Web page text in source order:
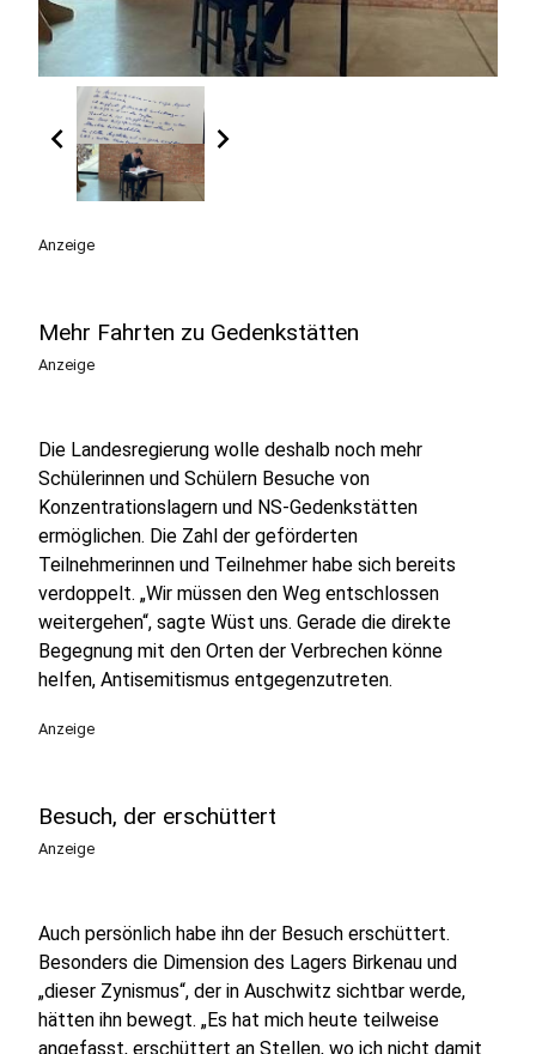
chevron_left chevron_right
Anzeige
Mehr Fahrten zu Gedenkstätten
Anzeige
Die Landesregierung wolle deshalb noch mehr
Schülerinnen und Schülern Besuche von
Konzentrationslagern und NS-Gedenkstätten
ermöglichen. Die Zahl der geförderten
Teilnehmerinnen und Teilnehmer habe sich bereits
verdoppelt. „Wir müssen den Weg entschlossen
weitergehen“, sagte Wüst uns. Gerade die direkte
Begegnung mit den Orten der Verbrechen könne
helfen, Antisemitismus entgegenzutreten.
Anzeige
Besuch, der erschüttert
Anzeige
Auch persönlich habe ihn der Besuch erschüttert.
Besonders die Dimension des Lagers Birkenau und
„dieser Zynismus“, der in Auschwitz sichtbar werde,
hätten ihn bewegt. „Es hat mich heute teilweise
angefasst, erschüttert an Stellen, wo ich nicht damit